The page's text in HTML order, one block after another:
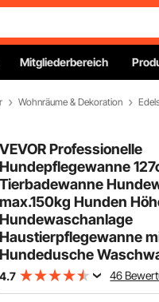
Mitgliederbereich
Wohnräume & Dekoration
VEVOR Professionelle
Hundepflegewanne
Tierbadewanne
max.150kg Hunden
Hundewaschanlage
Haustierpflegewanne
Hundedusche
4.7 46